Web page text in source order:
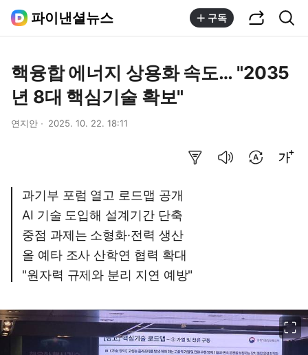
파이낸셜뉴스 구독
핵융합 에너지 상용화 속도… "2035
년 8대 핵심기술 확보"
연지안 2025. 10. 22. 18:11
과기부 포럼 열고 로드맵 공개
AI 기술 도입해 설계기간 단축
중점 과제는 소형화·전력 생산
올 예타 조사 산학연 협력 확대
"원자력 규제와 분리 지연 예방"